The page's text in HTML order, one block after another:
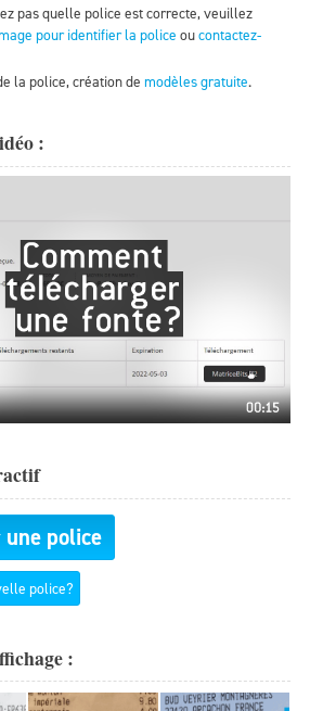
pas quelle police est correcte, veuillez
pour identifier la police oucontactez-
la police, création de modèles gratuite.
:
police
police?
: